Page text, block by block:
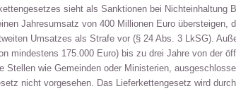
sieht als Sanktionen bei Nichteinhaltung
Jahresumsatz von 400 Millionen Euro
Umsatzes als Strafe vor (§ 24 Abs. 3 LkSG).
mindestens 175.000 Euro) bis zu drei Jahre von der
Stellen wie Gemeinden oder Ministerien,
nicht vorgesehen. Das Lieferkettengesetz wird